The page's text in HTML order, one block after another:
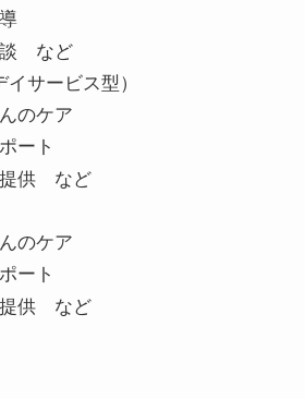
談 など
サービス型）
のケア
ート
供 など
のケア
ート
供 など